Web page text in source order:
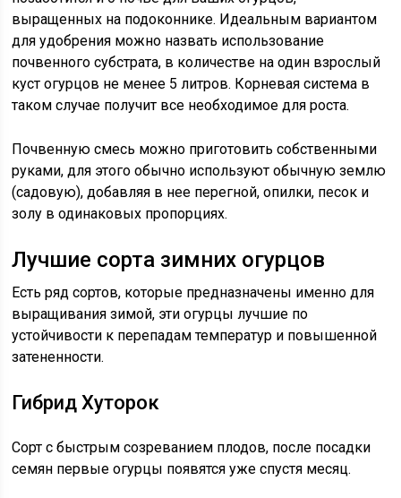
выращенных на подоконнике. Идеальным вариантом
для удобрения можно назвать использование
почвенного субстрата, в количестве на один взрослый
куст огурцов не менее 5 литров. Корневая система в
таком случае получит все необходимое для роста.
Почвенную смесь можно приготовить собственными
руками, для этого обычно используют обычную землю
(садовую), добавляя в нее перегной, опилки, песок и
золу в одинаковых пропорциях.
Лучшие сорта зимних огурцов
Есть ряд сортов, которые предназначены именно для
выращивания зимой, эти огурцы лучшие по
устойчивости к перепадам температур и повышенной
затененности.
Гибрид Хуторок
Сорт с быстрым созреванием плодов, после посадки
семян первые огурцы появятся уже спустя месяц.